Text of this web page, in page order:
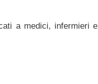
a medici, infermieri e